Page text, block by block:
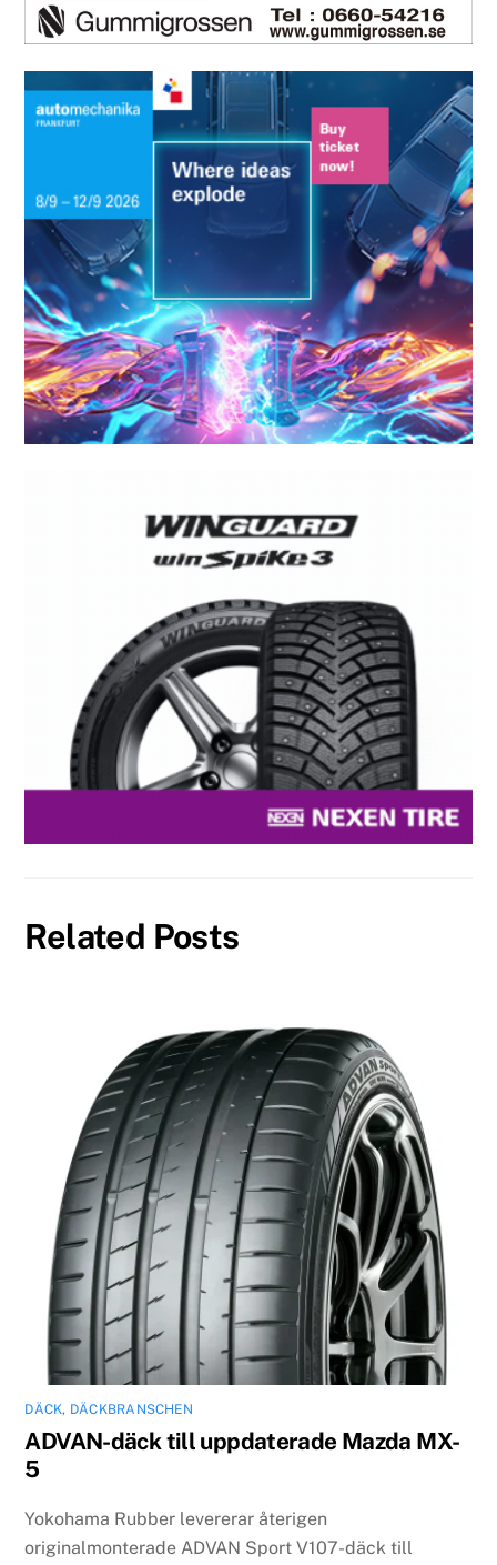
Related Posts
DÄCK, DÄCKBRANSCHEN
ADVAN-däck till uppdaterade Mazda MX-
5
Yokohama Rubber levererar återigen
originalmonterade ADVAN Sport V107-däck till